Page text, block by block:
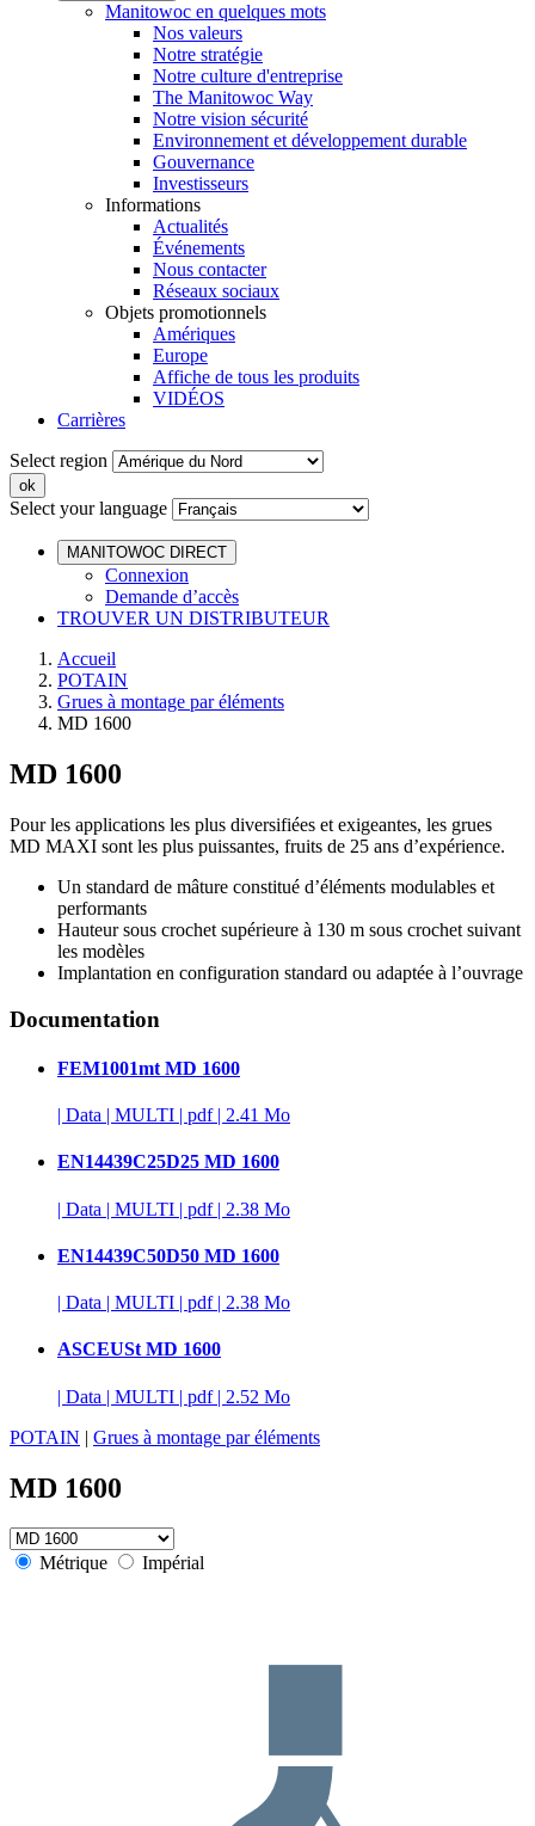
Manitowoc en quelques mots
Nos valeurs
Notre stratégie
Notre culture d'entreprise
The Manitowoc Way
Notre vision sécurité
Environnement et développement durable
Gouvernance
Investisseurs
Informations
Actualités
Événements
Nous contacter
Réseaux sociaux
Objets promotionnels
Amériques
Europe
Affiche de tous les produits
VIDÉOS
Carrières
Select region
Select your language
MANITOWOC DIRECT
Connexion
Demande d’accès
TROUVER UN DISTRIBUTEUR
Accueil
POTAIN
Grues à montage par éléments
MD 1600
MD 1600
Pour les applications les plus diversifiées et exigeantes, les grues
MD MAXI sont les plus puissantes, fruits de 25 ans d’expérience.
Un standard de mâture constitué d’éléments modulables et
performants
Hauteur sous crochet supérieure à 130 m sous crochet suivant
les modèles
Implantation en configuration standard ou adaptée à l’ouvrage
Documentation
FEM1001mt MD 1600
| Data | MULTI | pdf | 2.41 Mo
EN14439C25D25 MD 1600
| Data | MULTI | pdf | 2.38 Mo
EN14439C50D50 MD 1600
| Data | MULTI | pdf | 2.38 Mo
ASCEUSt MD 1600
| Data | MULTI | pdf | 2.52 Mo
POTAIN | Grues à montage par éléments
MD 1600
Métrique Impérial